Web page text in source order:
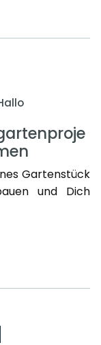
Gartenstück
und Dich